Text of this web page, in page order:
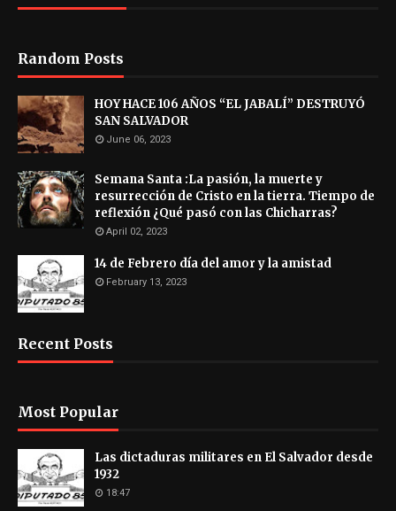
Random Posts
HOY HACE 106 AÑOS “EL JABALÍ” DESTRUYÓ
SAN SALVADOR
June 06, 2023
Semana Santa :La pasión, la muerte y
resurrección de Cristo en la tierra. Tiempo de
reflexión ¿Qué pasó con las Chicharras?
April 02, 2023
14 de Febrero día del amor y la amistad
February 13, 2023
Recent Posts
Most Popular
Las dictaduras militares en El Salvador desde
1932
18:47